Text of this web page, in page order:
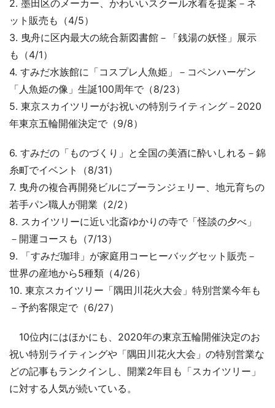
2. 墨田区のメーカー、かわいいスクール水着を提案－ネ
ット販売も（4/5）
3. 曳舟に区内最大の統合新図書館－「銭湯の妖怪」展示
も（4/1）
4. すみだ水族館に「コスプレ人魚姫」－コペンハーゲン
「人魚姫の像」生誕100周年で（8/23）
5. 東京スカイツリーがお祝いの特別ライティング－2020
年東京五輪開催決定で（9/8）
6. すみだの「ものづくり」と全国の美酒に酔いしれる－錦
糸町でイベント（8/31）
7. 曳舟の複合再開発ビルにブーランジェリー、地元育ちの
若手パン職人が開業（2/2）
8. スカイツリーに近い北斎ゆかりの寺で「怪談の夕べ」
－開運コースも（7/13）
9. 「すみだ珈琲」が家庭用コーヒーバッグセット販売－
世界の産地から5種類（4/26）
10. 東京スカイツリー「隅田川花火大会」特別営業今年も
－予約客限定で（6/27）
10位内にはほかにも、2020年の東京五輪開催決定のお
祝い特別ライティングや「隅田川花火大会」の特別営業な
どの記事もランクインし、開業2年目も「スカイツリー」
に対する人気が続いている。